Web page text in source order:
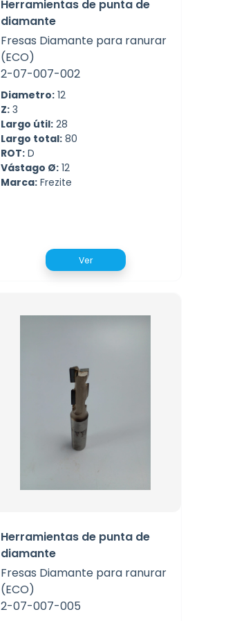
Herramientas de punta de
diamante
Fresas Diamante para ranurar
(ECO)
2-07-007-002
Diametro: 12
Z: 3
Largo útil: 28
Largo total: 80
ROT: D
Vástago Ø: 12
Marca: Frezite
Ver
Herramientas de punta de
diamante
Fresas Diamante para ranurar
(ECO)
2-07-007-005